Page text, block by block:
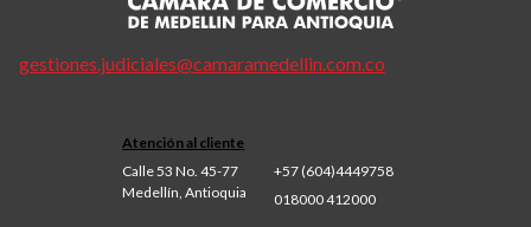
gestiones.judiciales@camaramedellin.com.co
Atención al cliente
Calle 53 No. 45-77
Medellín, Antioquia
+57 (604)4449758
018000 412000